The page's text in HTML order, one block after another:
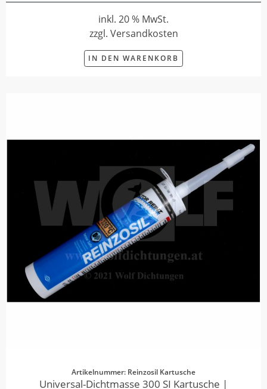
inkl. 20 % MwSt.
zzgl. Versandkosten
IN DEN WARENKORB
Artikelnummer: Reinzosil Kartusche
Universal-Dichtmasse 300 SI Kartusche |